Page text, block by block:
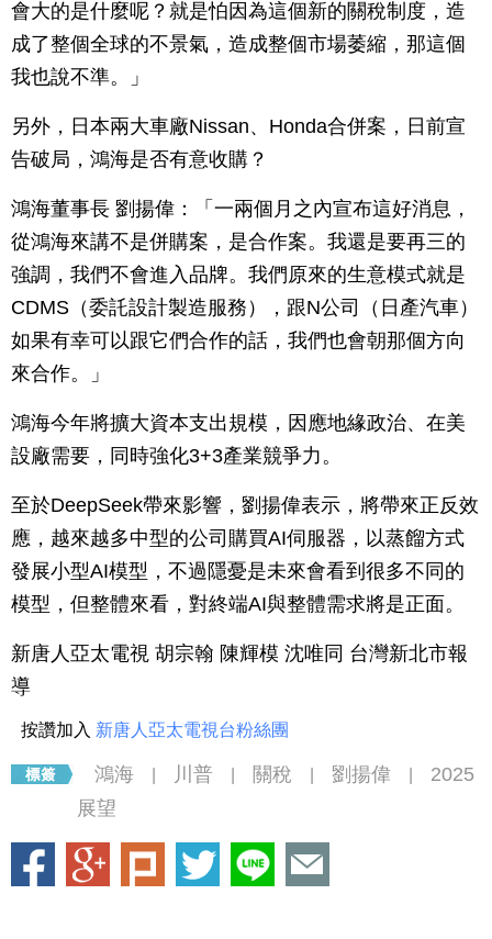
會大的是什麼呢？就是怕因為這個新的關稅制度，造
成了整個全球的不景氣，造成整個市場萎縮，那這個
我也說不準。」
另外，日本兩大車廠Nissan、Honda合併案，日前宣
告破局，鴻海是否有意收購？
鴻海董事長 劉揚偉：「一兩個月之內宣布這好消息，
從鴻海來講不是併購案，是合作案。我還是要再三的
強調，我們不會進入品牌。我們原來的生意模式就是
CDMS（委託設計製造服務），跟N公司（日產汽車）
如果有幸可以跟它們合作的話，我們也會朝那個方向
來合作。」
鴻海今年將擴大資本支出規模，因應地緣政治、在美
設廠需要，同時強化3+3產業競爭力。
至於DeepSeek帶來影響，劉揚偉表示，將帶來正反效
應，越來越多中型的公司購買AI伺服器，以蒸餾方式
發展小型AI模型，不過隱憂是未來會看到很多不同的
模型，但整體來看，對終端AI與整體需求將是正面。
新唐人亞太電視 胡宗翰 陳輝模 沈唯同 台灣新北市報
導
按讚加入 新唐人亞太電視台粉絲團
鴻海 川普 關稅 劉揚偉
2025
展望